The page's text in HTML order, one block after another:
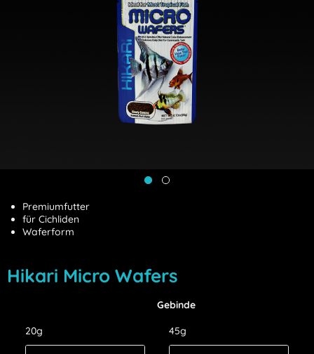
Premiumfutter
für Cichliden
Waferform
Hikari Micro Wafers
Gebinde
20g 45g